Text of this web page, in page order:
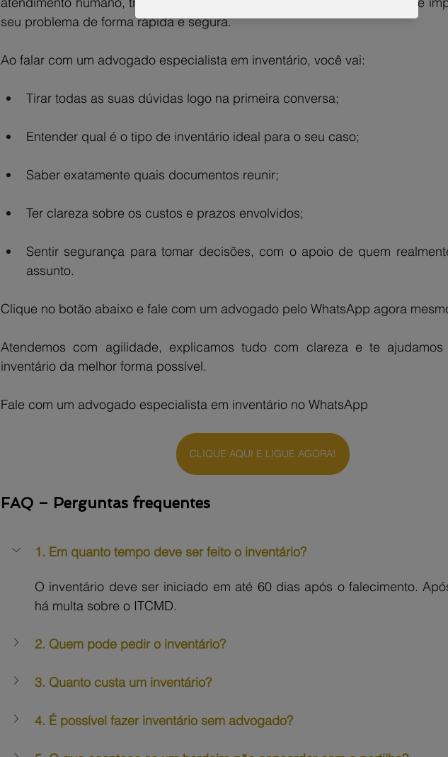
seu problema de forma rápida e segura.
Ao falar com um advogado especialista em inventário, você vai:
Tirar todas as suas dúvidas logo na primeira conversa;
Entender qual é o tipo de inventário ideal para o seu caso;
Saber exatamente quais documentos reunir;
Ter clareza sobre os custos e prazos envolvidos;
Sentir segurança para tomar decisões, com o apoio de quem
assunto.
Clique no botão abaixo e fale com um advogado pelo WhatsApp agora
Atendemos com agilidade, explicamos tudo com clareza e te
inventário da melhor forma possível.
Fale com um advogado especialista em inventário no WhatsApp
CLIQUE AQUI E LIGUE AGORA!
FAQ – Perguntas frequentes
1. Em quanto tempo deve ser feito o inventário?
O inventário deve ser iniciado em até 60 dias após o falecimento.
há multa sobre o ITCMD.
2. Quem pode pedir o inventário?
3. Quanto custa um inventário?
4. É possível fazer inventário sem advogado?